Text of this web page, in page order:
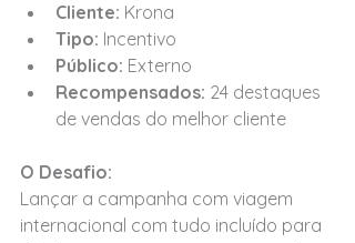
Cliente: Krona
Tipo: Incentivo
Público: Externo
Recompensados: 24 destaques
de vendas do melhor cliente
O Desafio:
Lançar a campanha com viagem
internacional com tudo incluído para